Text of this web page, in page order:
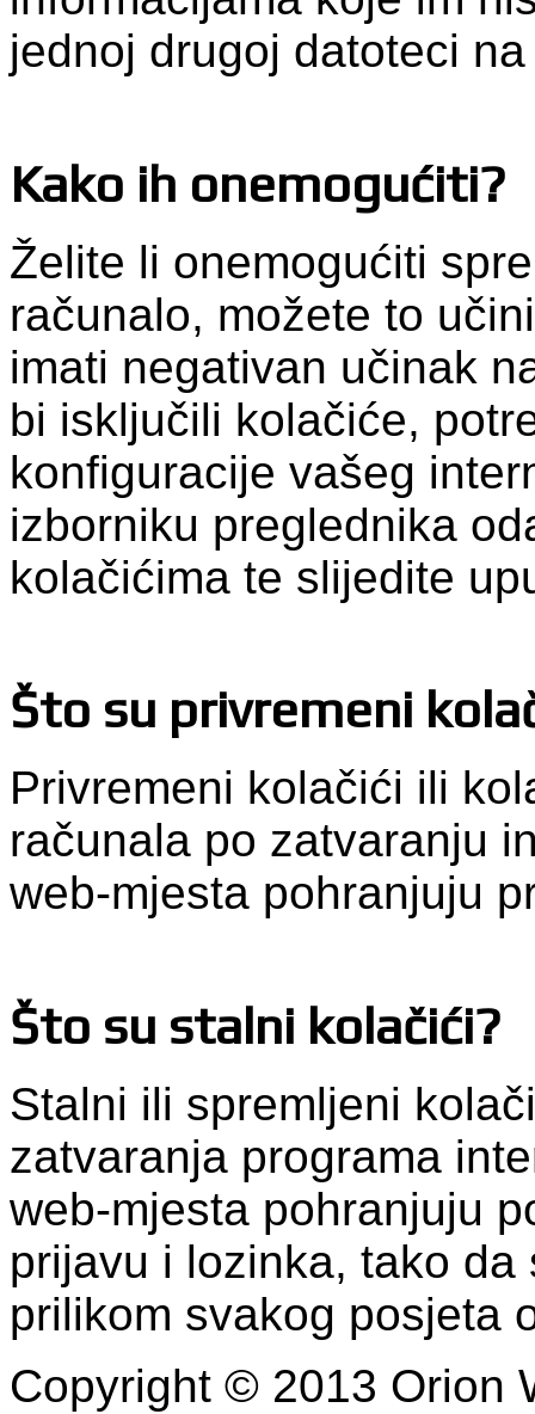
jednoj drugoj datoteci
Kako ih onemogućiti?
Želite li onemogućiti
računalo, možete to
imati negativan učinak
bi isključili kolačiće,
konfiguracije vašeg
izborniku preglednika
kolačićima te slijedite
Što su privremeni
Privremeni kolačići ili
računala po zatvaranju
web-mjesta pohranjuju
Što su stalni kolačići?
Stalni ili spremljeni
zatvaranja programa
web-mjesta pohranjuju
prijavu i lozinka, tako
prilikom svakog posjeta
Copyright © 2013 Orion